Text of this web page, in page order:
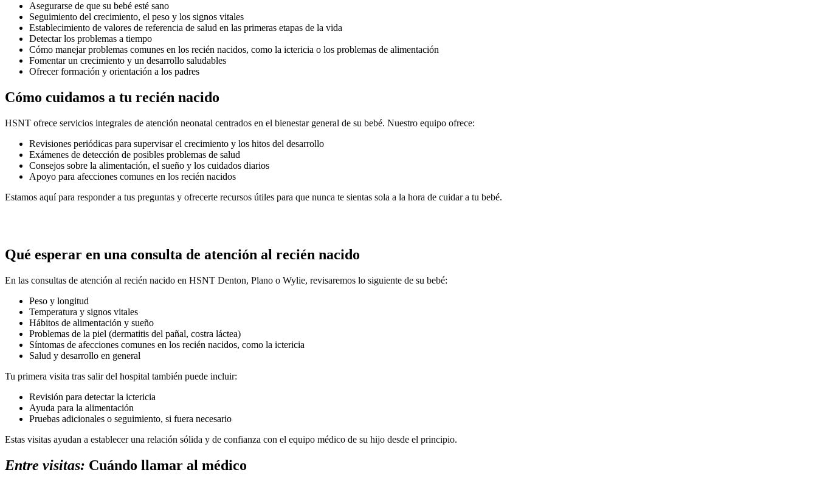
Asegurarse de que su bebé esté sano
Seguimiento del crecimiento, el peso y los signos vitales
Establecimiento de valores de referencia de salud en las primeras etapas de la vida
Detectar los problemas a tiempo
Cómo manejar problemas comunes en los recién nacidos, como la ictericia o los problemas de alimentación
Fomentar un crecimiento y un desarrollo saludables
Ofrecer formación y orientación a los padres
Cómo cuidamos a tu recién nacido
HSNT ofrece servicios integrales de atención neonatal centrados en el bienestar general de su bebé. Nuestro equipo ofrece:
Revisiones periódicas para supervisar el crecimiento y los hitos del desarrollo
Exámenes de detección de posibles problemas de salud
Consejos sobre la alimentación, el sueño y los cuidados diarios
Apoyo para afecciones comunes en los recién nacidos
Estamos aquí para responder a tus preguntas y ofrecerte recursos útiles para que nunca te sientas sola a la hora de cuidar a tu bebé.
Qué esperar en una consulta de atención al recién nacido
En las consultas de atención al recién nacido en HSNT Denton, Plano o Wylie, revisaremos lo siguiente de su bebé:
Peso y longitud
Temperatura y signos vitales
Hábitos de alimentación y sueño
Problemas de la piel (dermatitis del pañal, costra láctea)
Síntomas de afecciones comunes en los recién nacidos, como la ictericia
Salud y desarrollo en general
Tu primera visita tras salir del hospital también puede incluir:
Revisión para detectar la ictericia
Ayuda para la alimentación
Pruebas adicionales o seguimiento, si fuera necesario
Estas visitas ayudan a establecer una relación sólida y de confianza con el equipo médico de su hijo desde el principio.
Entre visitas: Cuándo llamar al médico